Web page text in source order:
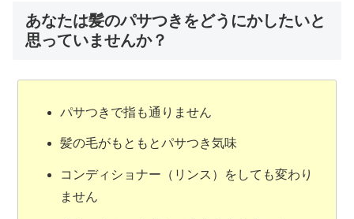
あなたは髪のパサつきをどうにかしたいと
思っていませんか？
パサつきで指も通りません
髪の毛がもともとパサつき気味
コンディショナー（リンス）をしても変わり
ません